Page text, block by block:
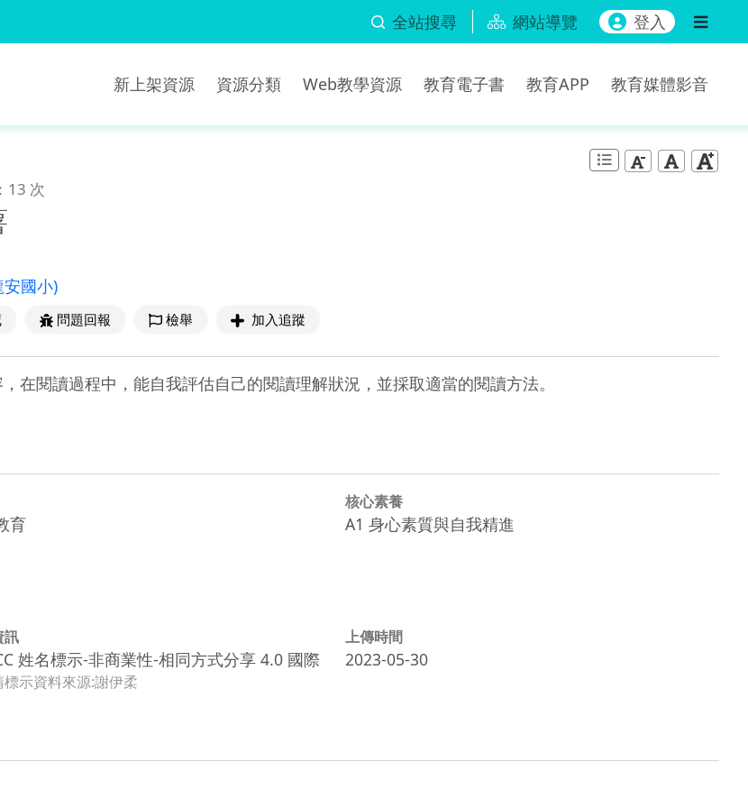
全站搜尋 網站導覽 登入
新上架資源 資源分類 Web教學資源 教育電子書 教育APP 教育媒體影音
13 次
國小)
問題回報 檢舉 加入追蹤
在閱讀過程中，能自我評估自己的閱讀理解狀況，並採取適當的閱讀方法。
育
核心素養
A1 身心素質與自我精進
訊
姓名標示-非商業性-相同方式分享 4.0 國際
標示資料來源:謝伊柔
上傳時間
2023-05-30